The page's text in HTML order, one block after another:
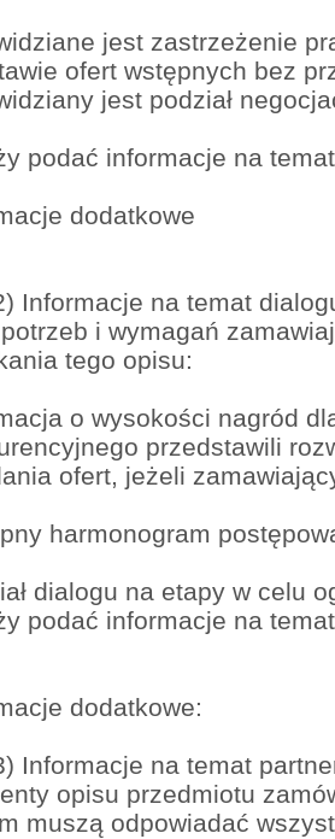
jest zastrzeżenie
ofert wstępnych bez
jest podział
podać informacje na
dodatkowe
Informacje na temat
i wymagań
tego opisu:
o wysokości nagród
przedstawili
ofert, jeżeli
harmonogram
dialogu na etapy w celu
podać informacje na
dodatkowe:
Informacje na temat
opisu przedmiotu
muszą odpowiadać